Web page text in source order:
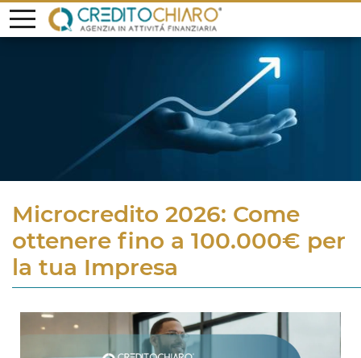
Microcredito 2026: Come
ottenere fino a 100.000€ per
la tua Impresa